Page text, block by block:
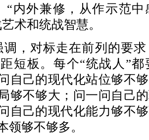
“内外兼修，从作示范
术和统战智慧。
调，对标走在前列的要
短板。每个“统战人”
自己的现代化站位够不
够不够大；问一问自己
自己的现代化能力够不
领够不够多。